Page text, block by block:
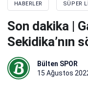
HABERLER SÜPER
Son dakika |
Sekidika’nın
Bülten SPOR
15 Ağustos